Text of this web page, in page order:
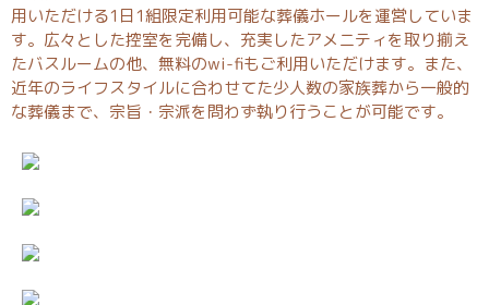
用いただける1日1組限定利用可能な葬儀ホールを運営していま
す。広々とした控室を完備し、充実したアメニティを取り揃え
たバスルームの他、無料のwi-fiもご利用いただけます。また、
近年のライフスタイルに合わせてた少人数の家族葬から一般的
な葬儀まで、宗旨・宗派を問わず執り行うことが可能です。